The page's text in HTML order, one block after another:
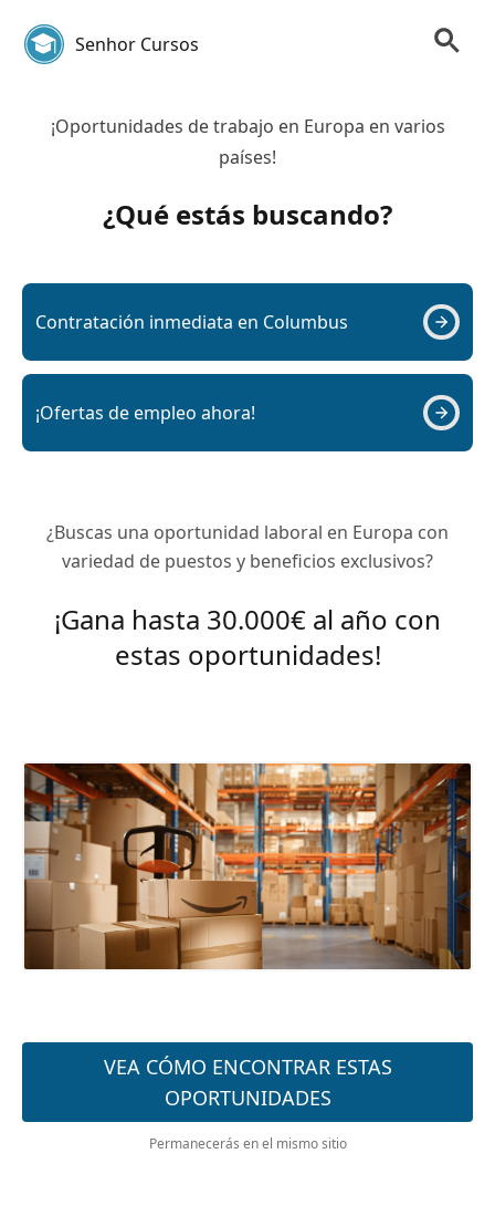
Senhor Cursos
¡Oportunidades de trabajo en Europa en varios
países!
¿Qué estás buscando?
Contratación inmediata en Columbus
¡Ofertas de empleo ahora!
¿Buscas una oportunidad laboral en Europa con
variedad de puestos y beneficios exclusivos?
¡Gana hasta 30.000€ al año con
estas oportunidades!
VEA CÓMO ENCONTRAR ESTAS
OPORTUNIDADES
Permanecerás en el mismo sitio